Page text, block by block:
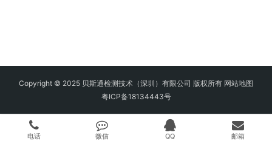
Copyright © 2025 贝斯通检测技术（深圳）有限公司 版权所有 网站地图
粤ICP备18134443号
电话 微信 QQ 邮箱